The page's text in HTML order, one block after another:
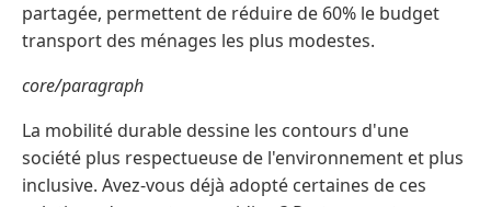
partagée, permettent de réduire de 60% le budget
transport des ménages les plus modestes.
core/paragraph
La mobilité durable dessine les contours d'une
société plus respectueuse de l'environnement et plus
inclusive. Avez-vous déjà adopté certaines de ces